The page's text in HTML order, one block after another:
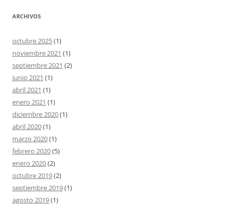
ARCHIVOS
octubre 2025(1)
noviembre 2021 (1)
septiembre 2021 (2)
junio 2021 (1)
abril 2021 (1)
enero 2021 (1)
diciembre 2020(1)
abril 2020(1)
marzo 2020(1)
febrero 2020(5)
enero 2020(2)
octubre 2019(2)
septiembre 2019(1)
agosto 2019(1)